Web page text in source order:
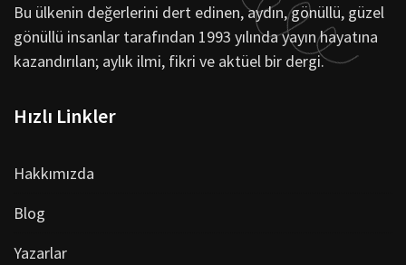
Bu ülkenin değerlerini dert edinen, aydın, gönüllü, güzel
gönüllü insanlar tarafından 1993 yılında yayın hayatına
kazandırılan; aylık ilmi, fikri ve aktüel bir dergi.
Hızlı Linkler
Hakkımızda
Blog
Yazarlar